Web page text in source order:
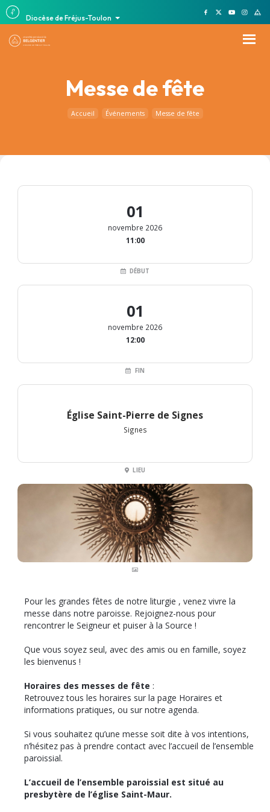
Diocèse de Fréjus-Toulon
Messe de fête
Accueil Événements Messe de fête
01
novembre 2026
11:00
DÉBUT
01
novembre 2026
12:00
FIN
Église Saint-Pierre de Signes
Signes
LIEU
Pour les grandes fêtes de notre liturgie , venez vivre la
messe dans notre paroisse. Rejoignez-nous pour
rencontrer le Seigneur et puiser à la Source !
Que vous soyez seul, avec des amis ou en famille, soyez
les bienvenus !
Horaires des messes de fête :
Retrouvez tous les horaires sur la page Horaires et
informations pratiques, ou sur notre agenda.
Si vous souhaitez qu’une messe soit dite à vos intentions,
n’hésitez pas à prendre contact avec l’accueil de l’ensemble
paroissial.
L’accueil de l’ensemble paroissial est situé au
presbytère de l’église Saint-Maur.